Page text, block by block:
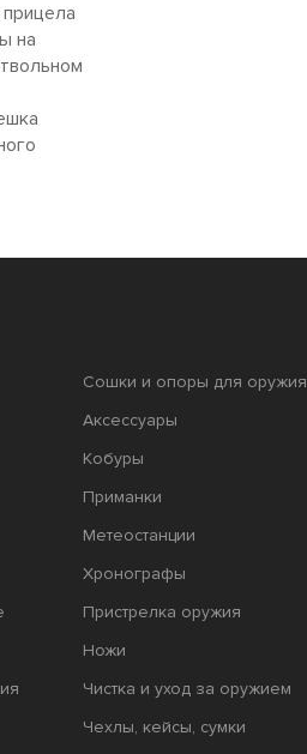
на
Сошки и опоры для оружия
Аксессуары
Кобуры
Приманки
Метеостанции
Хронографы
Пристрелка оружия
Ножи
Чистка и уход за оружием
Чехлы, кейсы, сумки